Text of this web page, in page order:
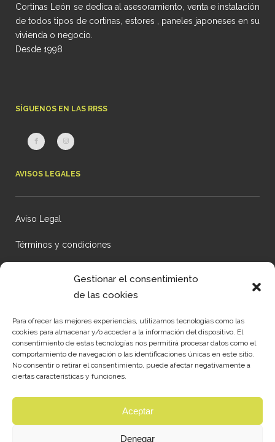
Gestionar el consentimiento
de las cookies
Para ofrecer las mejores experiencias, utilizamos tecnologías como las
cookies para almacenar y/o acceder a la información del dispositivo. El
consentimiento de estas tecnologías nos permitirá procesar datos como el
comportamiento de navegación o las identificaciones únicas en este sitio.
No consentir o retirar el consentimiento, puede afectar negativamente a
ciertas características y funciones.
Aceptar
Denegar
Cortinas León se dedica al asesoramiento, venta e instalación
de todos tipos de cortinas, estores , paneles japoneses en su
vivienda o negocio.
Desde 1998
SÍGUENOS EN LAS RRSS
AVISOS LEGALES
Aviso Legal
Términos y condiciones
Empresa Ubicada en León
24195 Villaobispo de las Regueras